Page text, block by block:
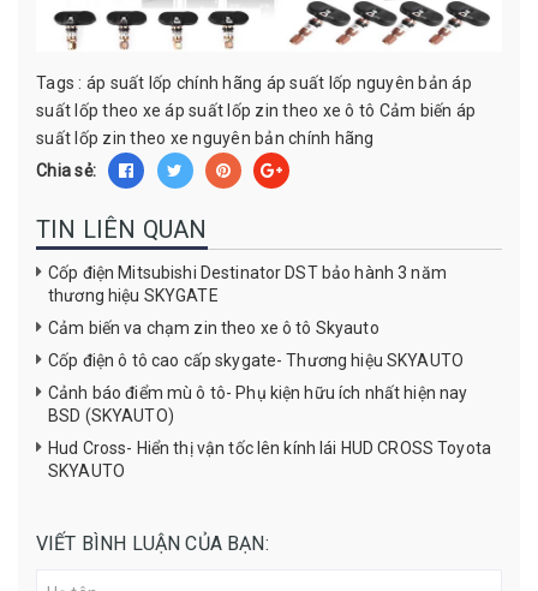
Tags : áp suất lốp chính hãng áp suất lốp nguyên bản áp
suất lốp theo xe áp suất lốp zin theo xe ô tô Cảm biến áp
suất lốp zin theo xe nguyên bản chính hãng
Chia sẻ:
TIN LIÊN QUAN
Cốp điện Mitsubishi Destinator DST bảo hành 3 năm
thương hiệu SKYGATE
Cảm biến va chạm zin theo xe ô tô Skyauto
Cốp điện ô tô cao cấp skygate- Thương hiệu SKYAUTO
Cảnh báo điểm mù ô tô- Phụ kiện hữu ích nhất hiện nay
BSD (SKYAUTO)
Hud Cross- Hiển thị vận tốc lên kính lái HUD CROSS Toyota
SKYAUTO
VIẾT BÌNH LUẬN CỦA BẠN: